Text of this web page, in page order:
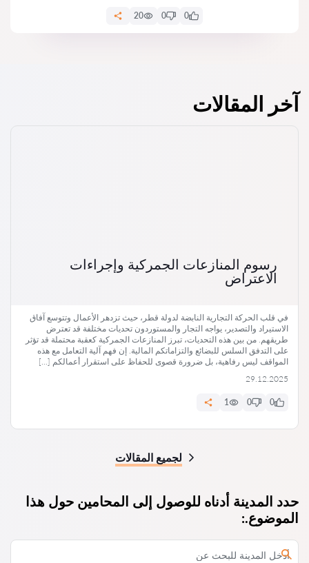
0
0
20
آخر المقالات
رسوم المنازعات الجمركية وإجراءات
الاعتراض
في قلب الحركة التجارية النابضة لدولة قطر، حيث تزدهر الأعمال وتتوسع آفاق
الاستيراد والتصدير، يواجه التجار والمستوردون تحديات مختلفة قد تعترض
طريقهم. من بين هذه التحديات، تبرز المنازعات الجمركية كعقبة محتملة قد تؤثر
على التدفق السلس للبضائع والتزاماتكم المالية. إن فهم آلية التعامل مع هذه
المواقف ليس رفاهية، بل ضرورة قصوى للحفاظ على استقرار أعمالكم […]
29.12.2025
0
0
1
لجميع المقالات
حدد المدينة أدناه للوصول إلى المحامين حول هذا
الموضوع.: